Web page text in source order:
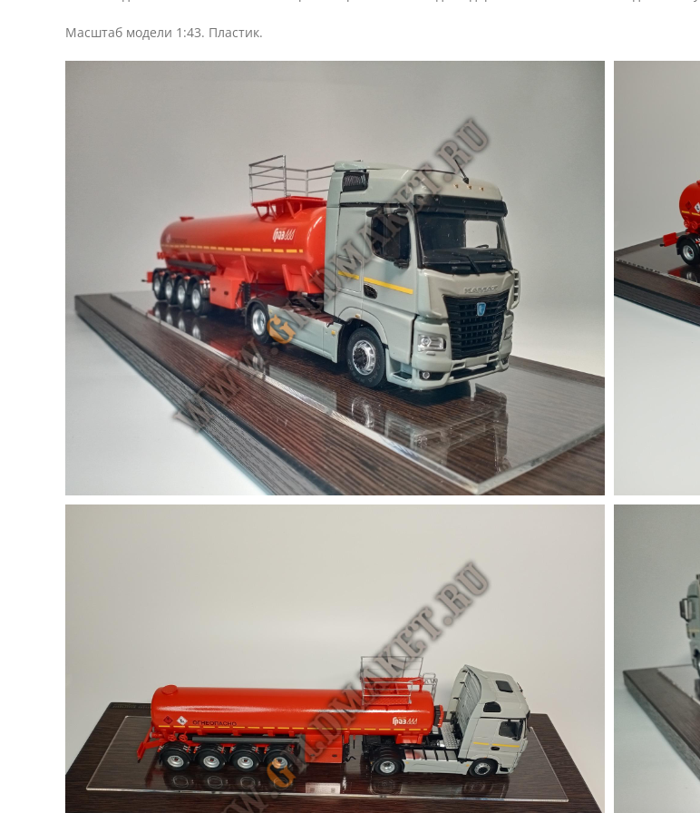
Масштаб модели 1:43. Пластик.